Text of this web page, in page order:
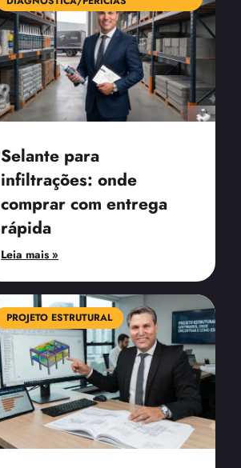
Selante para
infiltrações: onde
comprar com entrega
rápida
Leia mais »
PROJETO ESTRUTURAL